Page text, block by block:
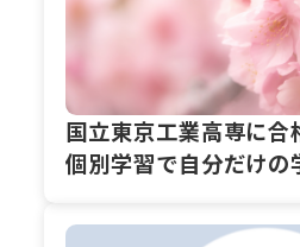
国立東京工業高専に
個別学習で自分だけの